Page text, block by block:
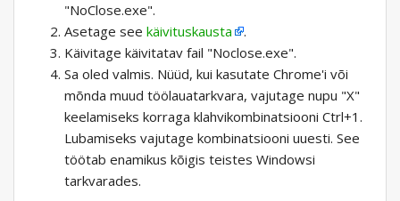
"NoClose.exe".
Asetage see käivituskausta
.
Käivitage käivitatav fail "Noclose.exe".
Sa oled valmis. Nüüd, kui kasutate Chrome'i või
mõnda muud töölauatarkvara, vajutage nupu "X"
keelamiseks korraga klahvikombinatsiooni Ctrl+1.
Lubamiseks vajutage kombinatsiooni uuesti. See
töötab enamikus kõigis teistes Windowsi
tarkvarades.